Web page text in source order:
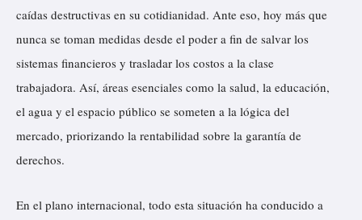
caídas destructivas en su cotidianidad. Ante eso, hoy más que
nunca se toman medidas desde el poder a fin de salvar los
sistemas financieros y trasladar los costos a la clase
trabajadora. Así, áreas esenciales como la salud, la educación,
el agua y el espacio público se someten a la lógica del
mercado, priorizando la rentabilidad sobre la garantía de
derechos.
En el plano internacional, todo esta situación ha conducido a